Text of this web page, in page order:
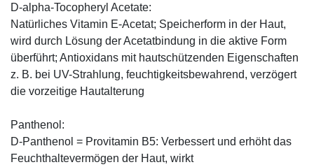
D-alpha-Tocopheryl Acetate:
Natürliches Vitamin E-Acetat; Speicherform in der Haut,
wird durch Lösung der Acetatbindung in die aktive Form
überführt; Antioxidans mit hautschützenden Eigenschaften
z. B. bei UV-Strahlung, feuchtigkeitsbewahrend, verzögert
die vorzeitige Hautalterung
Panthenol:
D-Panthenol = Provitamin B5: Verbessert und erhöht das
Feuchthaltevermögen der Haut, wirkt